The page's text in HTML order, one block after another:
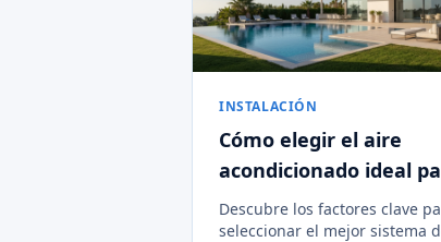
INSTALACIÓN
Cómo elegir el aire
acondicionado ideal
villa en Marbella
Descubre los factores clave
seleccionar el mejor sistema